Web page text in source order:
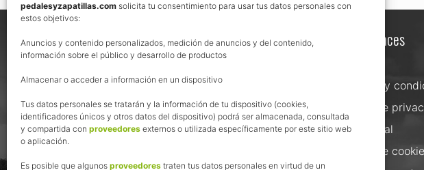
pedalesyzapatillas.com solicita tu consentimiento para usar tus datos personales con
estos objetivos:
Anuncios y contenido personalizados, medición de anuncios y del contenido,
información sobre el público y desarrollo de productos
Almacenar o acceder a información en un dispositivo
Tus datos personales se tratarán y la información de tu dispositivo (cookies,
identificadores únicos y otros datos del dispositivo) podrá ser almacenada, consultada
y compartida con proveedores externos o utilizada específicamente por este sitio web
o aplicación.
Es posible que algunos proveedores traten tus datos personales en virtud de un
Footer
Nos vemos en las redes Otros enlaces
Términos y
Política de
Aviso Legal
Política de